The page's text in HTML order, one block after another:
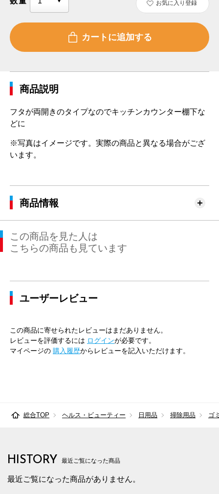
お気に入り登録
商品説明
フタが両開きのタイプなのでキッチンカウンター棚下な
どに
※写真はイメージです。実際の商品と異なる場合がござ
います。
商品情報
この商品を見た人は
こちらの商品も見ています
ユーザーレビュー
この商品に寄せられたレビューはまだありません。
レビューを評価するには ログインが必要です。
マイページの 購入履歴からレビューを記入いただけます。
総合TOP ヘルス・ビューティー 日用品 掃除用品 ゴ
HISTORY 最近ご覧になった商品
最近ご覧になった商品がありません。